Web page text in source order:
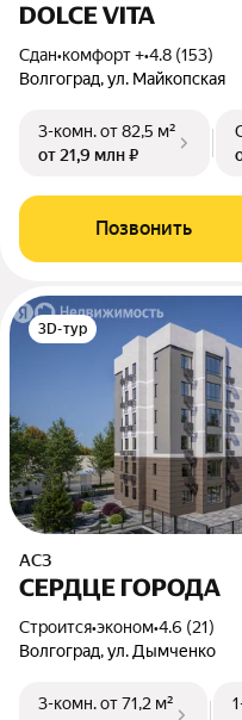
DOLCE VITA
Сдан•комфорт +•4.8 (153)
Волгоград, ул. Майкопская
3-комн.от 82,5 м²
от 21,9 млн ₽
Позвонить
3D-тур
АСЗ
СЕРДЦЕ ГОРОДА
Строится•эконом•4.6 (21)
Волгоград, ул. Дымченко
3-комн.от 71,2 м²